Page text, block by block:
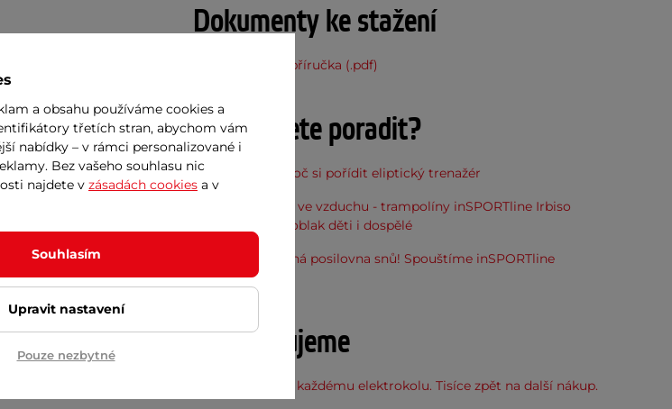
prstů pro
prostředníček)
Dokumenty ke stažení
Uživatelská příručka (.pdf)
Potřebujete poradit?
7 důvodů, proč si pořídit eliptický trenažér
Nová sezóna ve vzduchu - trampolíny inSPORTline Irbiso
vynesou do oblak děti i dospělé
Vaše dostupná posilovna snů! Spouštíme inSPORTline
půjčovnu
Doporučujeme
Cashback ke každému elektrokolu. Tisíce zpět na další nákup.
a obsahu používáme cookies a
třetích stran, abychom vám
nabídky – v rámci personalizované i
Bez vašeho souhlasu nic
najdete v zásadách cookies a v
Souhlasím
Upravit nastavení
Pouze nezbytné